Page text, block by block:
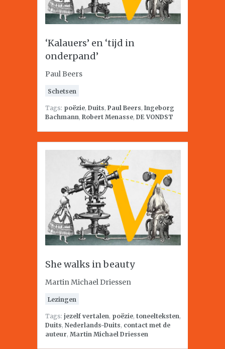
‘Kalauers’ en ‘tijd in
onderpand’
Paul Beers
Schetsen
Tags: poëzie, Duits, Paul Beers, Ingeborg
Bachmann, Robert Menasse, DE VONDST
She walks in beauty
Martin Michael Driessen
Lezingen
Tags: jezelf vertalen, poëzie, toneelteksten,
Duits, Nederlands-Duits, contact met de
auteur, Martin Michael Driessen